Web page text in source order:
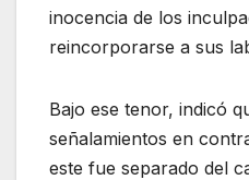
inocencia de los
reincorporarse a sus
Bajo ese tenor, indicó
señalamientos en
este fue separado del